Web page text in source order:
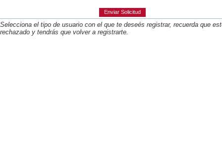
Enviar Solicitud
Selecciona el tipo de usuario con el que te deseés registrar, recuerda que
rechazado y tendrás que volver a registrarte.